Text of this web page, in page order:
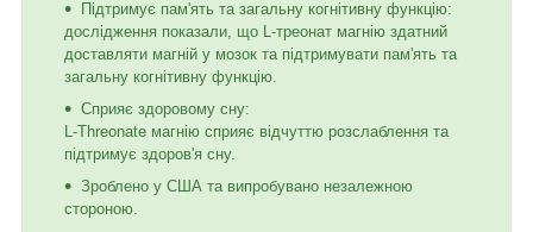
Підтримує пам'ять та загальну когнітивну функцію:
дослідження показали, що L-треонат магнію здатний
доставляти магній у мозок та підтримувати пам'ять та
загальну когнітивну функцію.
Сприяє здоровому сну:
L-Threonate магнію сприяє відчуттю розслаблення та
підтримує здоров'я сну.
Зроблено у США та випробувано незалежною
стороною.